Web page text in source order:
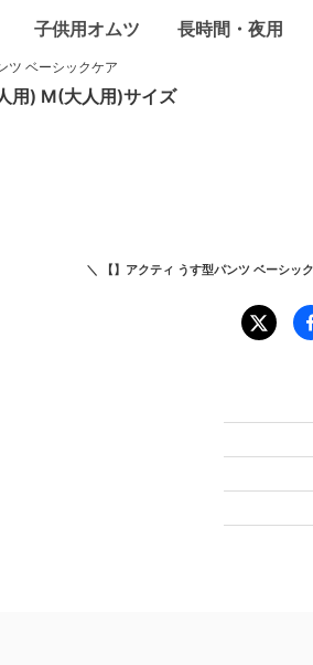
子供用オムツ 長時間・夜用
ツ ベーシックケア
用) M(大人用)サイズ
＼ 【】アクティ うす型パンツ ベーシ